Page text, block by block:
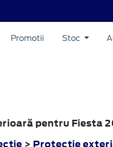
Promotii Stoc
pentru Fiesta
> Protecţie